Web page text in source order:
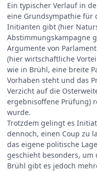
Ein typischer Verlauf in
eine Grundsympathie
Initianten gibt (hier
Abstimmungskampagne
Argumente von
(hier wirtschaftliche
wie in Brühl, eine breite
Vorhaben steht und das
Verzicht auf die
ergebnisoffene Prüfung)
wurde.
Trotzdem gelingt es
dennoch, einen Coup zu
das eigene politische
geschieht besonders, um
Brühl gibt es jedoch